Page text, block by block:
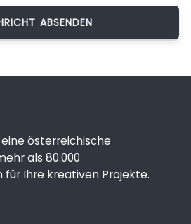
österreichische
als 80.000
Ihre kreativen Projekte.